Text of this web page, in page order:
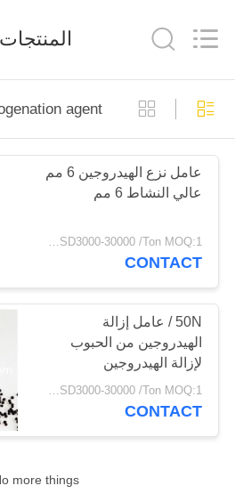
منزل
منتجات
معلومات
جولة
المعمل
رقابة
جودة
CO.,LTD.
Rights
المنتجات
agent
عامل نزع الهيدروجين 6 مم
عالي النشاط 6 مم
USD3000-30000 /Ton MOQ:1 كغم
CONTACT
50N / عامل إزالة
الهيدروجين من الحبوب
لإزالة الهيدروجين
USD3000-30000 /Ton MOQ:1 كغم
CONTACT
more things